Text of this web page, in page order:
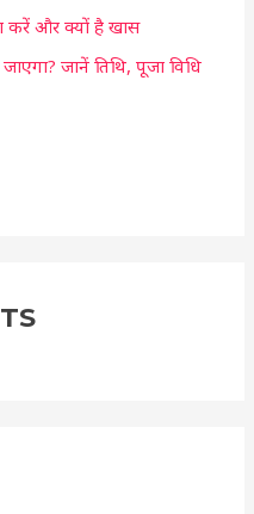
करें और क्यों है खास
जानें तिथि, पूजा विधि